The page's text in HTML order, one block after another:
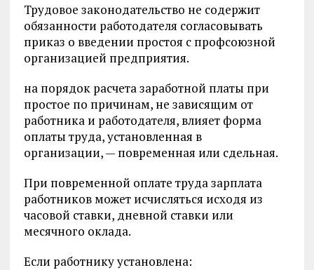
Трудовое законодательство не содержит
обязанности работодателя согласовывать
приказ о введении простоя с профсоюзной
организацией предприятия.
на порядок расчета заработной платы при
простое по причинам, не зависящим от
работника и работодателя, влияет форма
оплаты труда, установленная в
организации, — повременная или сдельная.
При повременной оплате труда зарплата
работников может исчисляться исходя из
часовой ставки, дневной ставки или
месячного оклада.
Если работнику установлена: